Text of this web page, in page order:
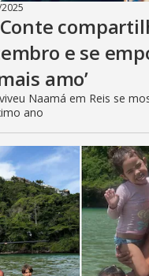
e se
amo’
Naamá em Reis se
ano